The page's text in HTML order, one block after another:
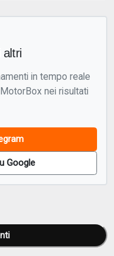
in tempo reale
nei risultati
Google